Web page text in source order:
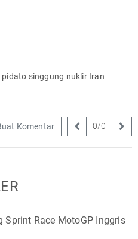
pidato singgung nuklir Iran
Komentar 0/0
Sprint Race MotoGP Inggris